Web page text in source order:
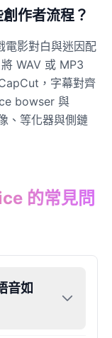
作者流程？
電影對白與迷因配
WAV 或 MP3
，字幕對齊
bowser 與
、等化器與側鏈
的常見問
音如